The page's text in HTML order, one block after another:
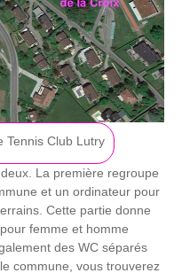
Tennis Club Lutry
La première regroupe
et un ordinateur pour
Cette partie donne
femme et homme
des WC séparés
commune, vous trouverez